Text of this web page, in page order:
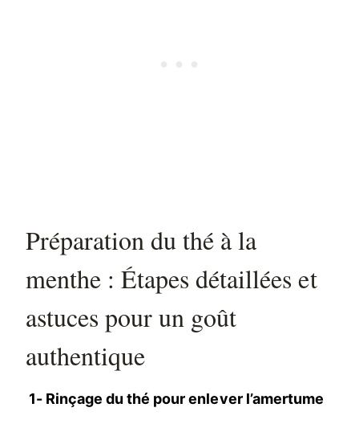
Préparation du thé à la
menthe : Étapes détaillées et
astuces pour un goût
authentique
1- Rinçage du thé pour enlever l’amertume